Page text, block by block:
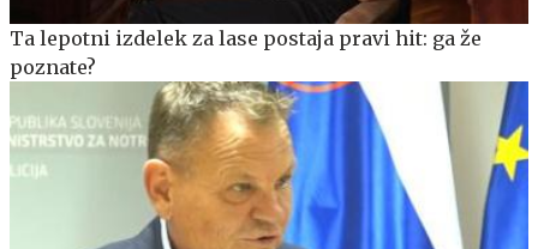
Ta lepotni izdelek za lase postaja pravi hit: ga že
poznate?